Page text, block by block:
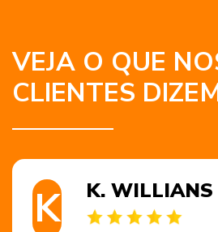
VEJA O QUE
CLIENTES
K K. WILLIANS